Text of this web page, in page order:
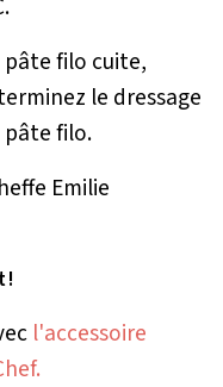
pâte filo cuite,
le dressage
pâte filo.
Emilie
!
l'accessoire